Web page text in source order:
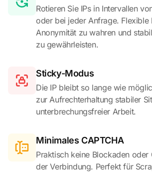
Rotieren Sie IPs in Intervallen
oder bei jeder Anfrage. Flexible
Anonymität zu wahren und
zu gewährleisten.
Sticky-Modus
Die IP bleibt so lange wie
zur Aufrechterhaltung stabiler
unterbrechungsfreier Arbeit.
Minimales CAPTCHA
Praktisch keine Blockaden oder
der Verbindung. Perfekt für